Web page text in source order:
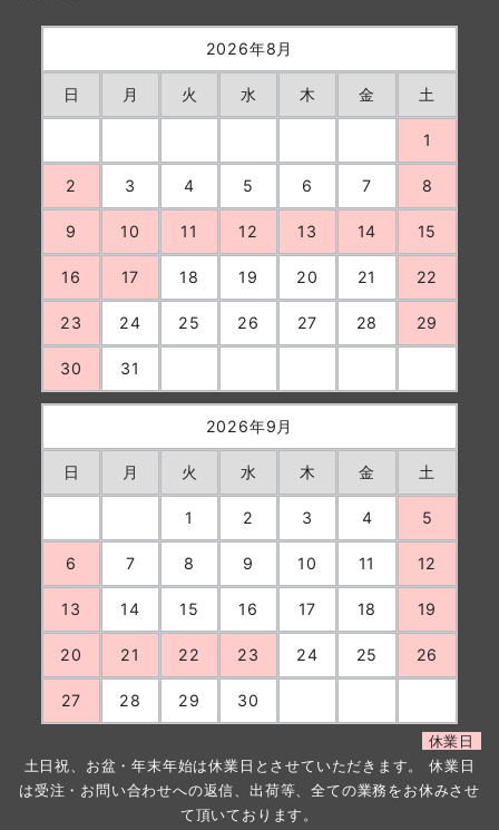
2026年8月
日 月 火 水 木 金 土
1
2 3 4 5 6 7 8
9 10 11 12 13 14 15
16 17 18 19 20 21 22
23 24 25 26 27 28 29
30 31
2026年9月
日 月 火 水 木 金 土
1 2 3 4 5
6 7 8 9 10 11 12
13 14 15 16 17 18 19
20 21 22 23 24 25 26
27 28 29 30
休業日
土日祝、お盆・年末年始は休業日とさせていただきます。 休業日
は受注・お問い合わせへの返信、出荷等、全ての業務をお休みさせ
て頂いております。